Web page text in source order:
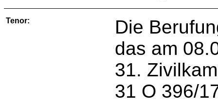
Tenor:
Die
das am
31.
31 O 396/